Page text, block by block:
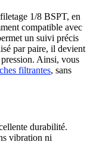
1/8 BSPT, en
compatible avec
un suivi précis
par paire, il devient
Ainsi, vous
filtrantes, sans
durabilité.
vibration ni